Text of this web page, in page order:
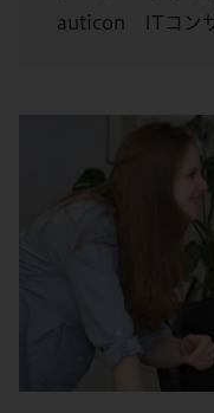
auticon ITコン